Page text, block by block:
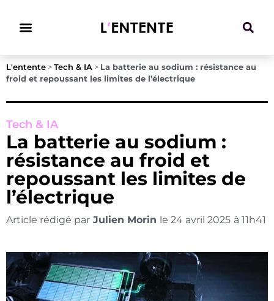
L'entente > Tech & IA > La batterie au sodium : résistance au
froid et repoussant les limites de l’électrique
Tech & IA
La batterie au sodium :
résistance au froid et
repoussant les limites de
l’électrique
Article rédigé par Julien Morin le 24 avril 2025 à 11h41